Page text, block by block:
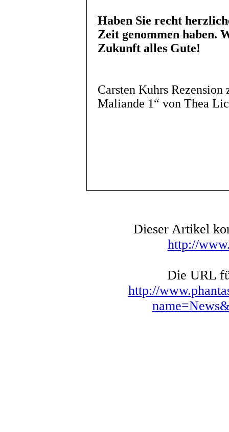
Haben Sie recht
Zeit genommen haben.
Zukunft alles Gute!
Carsten Kuhrs Rezension
Maliande 1“ von Thea
Dieser Artikel
http://
Die URL
http://